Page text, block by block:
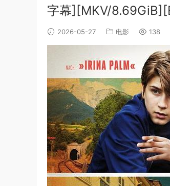
字幕][MKV/
2026-05-27 电影 138